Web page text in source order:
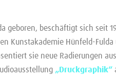
geboren, beschäftigt sich seit
Kunstakademie Hünfeld-
sie neue Radierungen
„Druckgraphik“